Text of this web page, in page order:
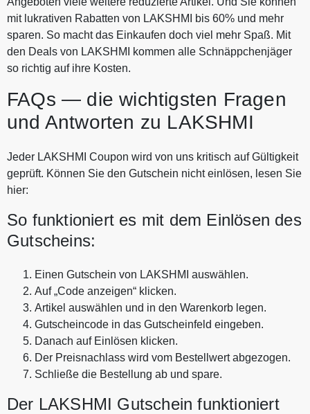
mit lukrativen Rabatten von LAKSHMI bis 60% und mehr
sparen. So macht das Einkaufen doch viel mehr Spaß. Mit
den Deals von LAKSHMI kommen alle Schnäppchenjäger
so richtig auf ihre Kosten.
FAQs — die wichtigsten Fragen
und Antworten zu LAKSHMI
Jeder LAKSHMI Coupon wird von uns kritisch auf Gültigkeit
geprüft. Können Sie den Gutschein nicht einlösen, lesen Sie
hier:
So funktioniert es mit dem Einlösen des
Gutscheins:
Einen Gutschein von LAKSHMI auswählen.
Auf „Code anzeigen“ klicken.
Artikel auswählen und in den Warenkorb legen.
Gutscheincode in das Gutscheinfeld eingeben.
Danach auf Einlösen klicken.
Der Preisnachlass wird vom Bestellwert abgezogen.
Schließe die Bestellung ab und spare.
Der LAKSHMI Gutschein funktioniert